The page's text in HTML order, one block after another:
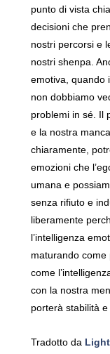
punto di vista
decisioni che
nostri percorsi e
nostri shenpa.
emotiva, quando
non dobbiamo
problemi in sé. Il
e la nostra
chiaramente,
emozioni che
umana e
senza rifiuto e
liberamente
l’intelligenza
maturando come
come
con la nostra
porterà stabilità
Tradotto da